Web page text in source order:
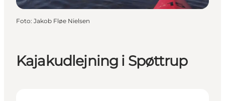
Kajakudlejning i Spøttrup
Foto: Jakob Fløe Nielsen